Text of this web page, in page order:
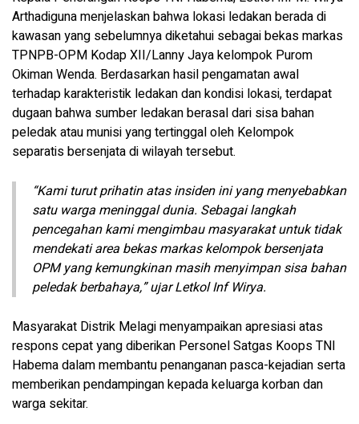
Arthadiguna menjelaskan bahwa lokasi ledakan berada di
kawasan yang sebelumnya diketahui sebagai bekas markas
TPNPB-OPM Kodap XII/Lanny Jaya kelompok Purom
Okiman Wenda. Berdasarkan hasil pengamatan awal
terhadap karakteristik ledakan dan kondisi lokasi, terdapat
dugaan bahwa sumber ledakan berasal dari sisa bahan
peledak atau munisi yang tertinggal oleh Kelompok
separatis bersenjata di wilayah tersebut.
“Kami turut prihatin atas insiden ini yang menyebabkan
satu warga meninggal dunia. Sebagai langkah
pencegahan kami mengimbau masyarakat untuk tidak
mendekati area bekas markas kelompok bersenjata
OPM yang kemungkinan masih menyimpan sisa bahan
peledak berbahaya,” ujar Letkol Inf Wirya.
Masyarakat Distrik Melagi menyampaikan apresiasi atas
respons cepat yang diberikan Personel Satgas Koops TNI
Habema dalam membantu penanganan pasca-kejadian serta
memberikan pendampingan kepada keluarga korban dan
warga sekitar.